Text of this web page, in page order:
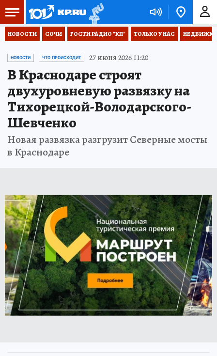
НОВОСТИ СОЧИ ГОСТИ РАДИО "КП" ТОЛЬКО У НАС НЕДВИЖКА
НОВОСТИ ЧТО ПРОИСХОДИТ 27 июня 2026 11:20
В Краснодаре строят
двухуровневую развязку на
Тихорецкой-Володарского-
Шевченко
Новая развязка разгрузит Северные мосты
в Краснодаре